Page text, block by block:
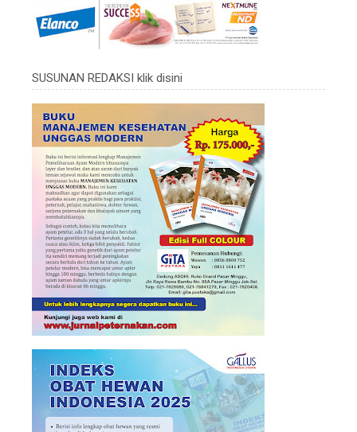
SUSUNAN REDAKSI klik disini